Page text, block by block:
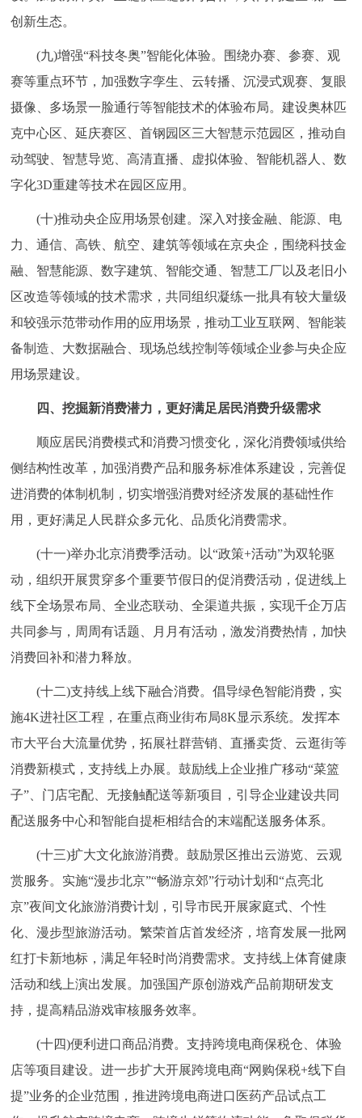
创新生态。
(九)增强“科技冬奥”智能化体验。围绕办赛、参赛、观
赛等重点环节，加强数字孪生、云转播、沉浸式观赛、复眼
摄像、多场景一脸通行等智能技术的体验布局。建设奥林匹
克中心区、延庆赛区、首钢园区三大智慧示范园区，推动自
动驾驶、智慧导览、高清直播、虚拟体验、智能机器人、数
字化3D重建等技术在园区应用。
(十)推动央企应用场景创建。深入对接金融、能源、电
力、通信、高铁、航空、建筑等领域在京央企，围绕科技金
融、智慧能源、数字建筑、智能交通、智慧工厂以及老旧小
区改造等领域的技术需求，共同组织凝练一批具有较大量级
和较强示范带动作用的应用场景，推动工业互联网、智能装
备制造、大数据融合、现场总线控制等领域企业参与央企应
用场景建设。
四、挖掘新消费潜力，更好满足居民消费升级需求
顺应居民消费模式和消费习惯变化，深化消费领域供给
侧结构性改革，加强消费产品和服务标准体系建设，完善促
进消费的体制机制，切实增强消费对经济发展的基础性作
用，更好满足人民群众多元化、品质化消费需求。
(十一)举办北京消费季活动。以“政策+活动”为双轮驱
动，组织开展贯穿多个重要节假日的促消费活动，促进线上
线下全场景布局、全业态联动、全渠道共振，实现千企万店
共同参与，周周有话题、月月有活动，激发消费热情，加快
消费回补和潜力释放。
(十二)支持线上线下融合消费。倡导绿色智能消费，实
施4K进社区工程，在重点商业街布局8K显示系统。发挥本
市大平台大流量优势，拓展社群营销、直播卖货、云逛街等
消费新模式，支持线上办展。鼓励线上企业推广移动“菜篮
子”、门店宅配、无接触配送等新项目，引导企业建设共同
配送服务中心和智能自提柜相结合的末端配送服务体系。
(十三)扩大文化旅游消费。鼓励景区推出云游览、云观
赏服务。实施“漫步北京”“畅游京郊”行动计划和“点亮北
京”夜间文化旅游消费计划，引导市民开展家庭式、个性
化、漫步型旅游活动。繁荣首店首发经济，培育发展一批网
红打卡新地标，满足年轻时尚消费需求。支持线上体育健康
活动和线上演出发展。加强国产原创游戏产品前期研发支
持，提高精品游戏审核服务效率。
(十四)便利进口商品消费。支持跨境电商保税仓、体验
店等项目建设。进一步扩大开展跨境电商“网购保税+线下自
提”业务的企业范围，推进跨境电商进口医药产品试点工